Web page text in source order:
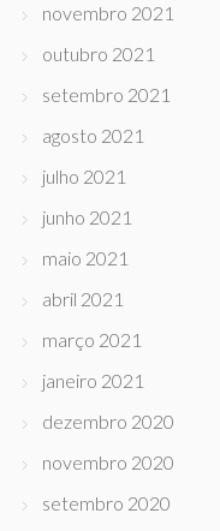
novembro 2021
outubro 2021
setembro 2021
agosto 2021
julho 2021
junho 2021
maio 2021
abril 2021
março 2021
janeiro 2021
dezembro 2020
novembro 2020
setembro 2020